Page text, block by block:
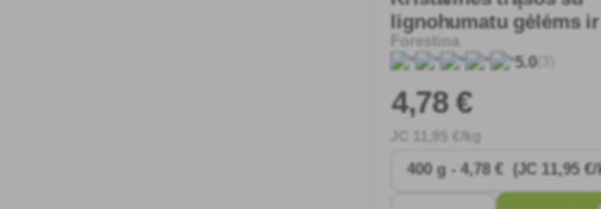
lignohumatu gėlėms ir
vaisiams
Forestina
5.0(3)
4,78 €
,95 €/kg